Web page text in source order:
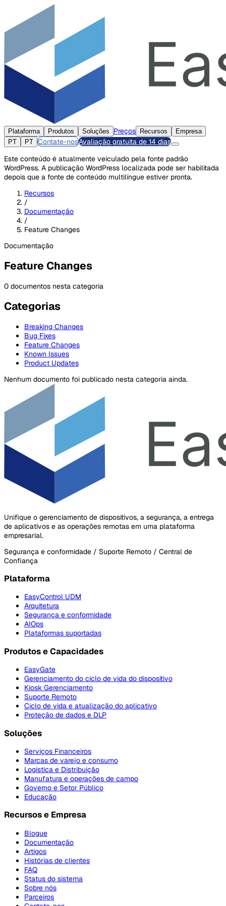
Plataforma Produtos Soluções Preços Recursos
Empresa
PT
PT Contate-nosAvaliação gratuita de 14 dias
Este conteúdo é atualmente veiculado pela fonte padrão
WordPress. A publicação WordPress localizada pode ser habilitada
depois que a fonte de conteúdo multilíngue estiver pronta.
Recursos
/
Documentação
/
Feature Changes
Documentação
Feature Changes
0 documentos nesta categoria
Categorias
Breaking Changes
Bug Fixes
Feature Changes
Known Issues
Product Updates
Nenhum documento foi publicado nesta categoria ainda.
Unifique o gerenciamento de dispositivos, a segurança, a entrega
de aplicativos e as operações remotas em uma plataforma
empresarial.
Segurança e conformidade / Suporte Remoto / Central de
Confiança
Plataforma
EasyControl UDM
Arquitetura
Segurança e conformidade
AIOps
Plataformas suportadas
Produtos e Capacidades
EasyGate
Gerenciamento do ciclo de vida do dispositivo
Kiosk Gerenciamento
Suporte Remoto
Ciclo de vida e atualização do aplicativo
Proteção de dados e DLP
Soluções
Serviços Financeiros
Marcas de varejo e consumo
Logística e Distribuição
Manufatura e operações de campo
Governo e Setor Público
Educação
Recursos e Empresa
Blogue
Documentação
Artigos
Histórias de clientes
FAQ
Status do sistema
Sobre nós
Parceiros